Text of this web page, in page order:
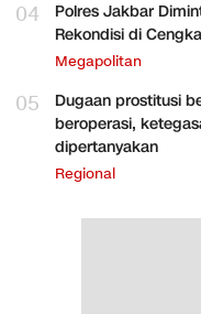
04
Polres Jakbar
Rekondisi di
Megapolitan
05
Dugaan prostitusi
beroperasi,
dipertanyakan
Regional